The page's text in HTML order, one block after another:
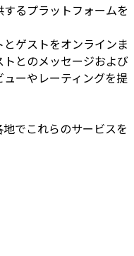
るプラットフォームを
ゲストをオンラインま
とのメッセージおよび
ーやレーティングを提
でこれらのサービスを